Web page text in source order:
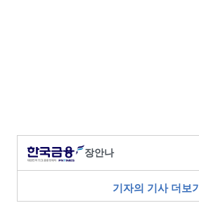
장안나
기자의 기사 더보기